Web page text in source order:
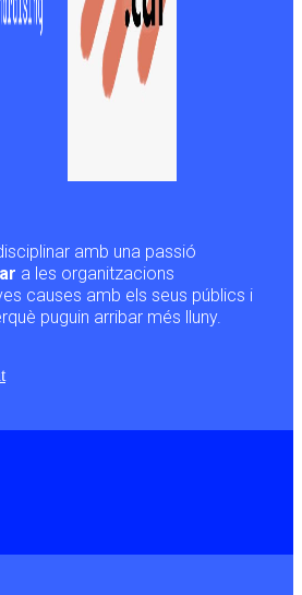
amb una passió
a les organitzacions
causes amb els seus públics i
puguin arribar més lluny.